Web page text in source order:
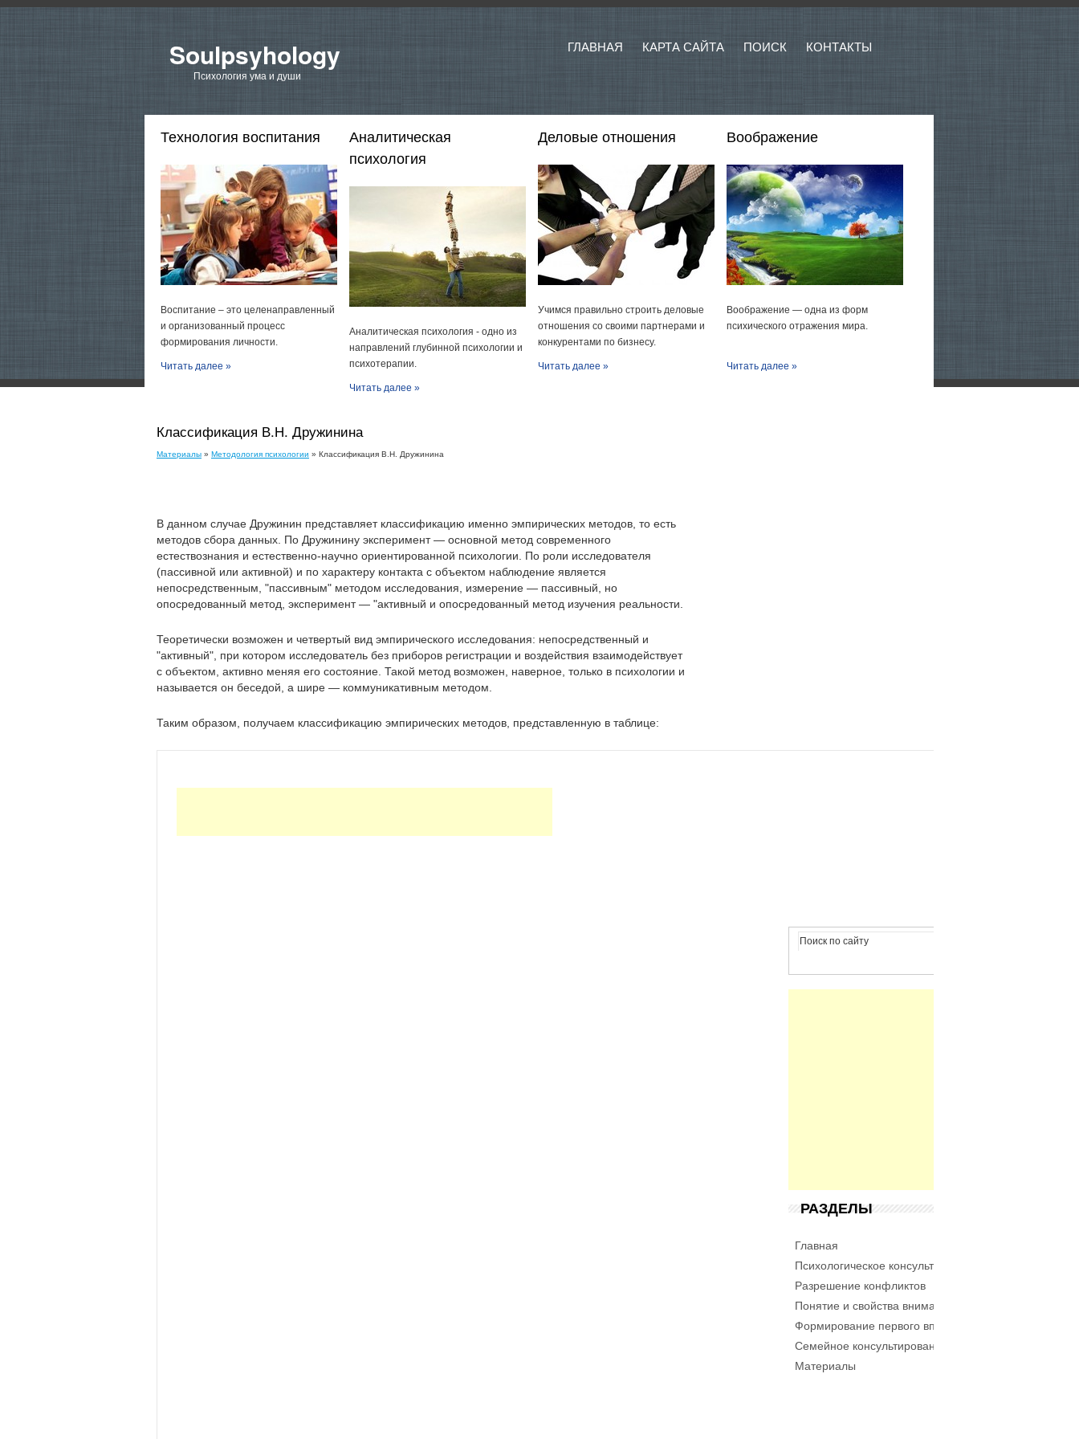
Soulpsyhology
Психология ума и души
ГЛАВНАЯ КАРТА САЙТА ПОИСК КОНТАКТЫ
Технология воспитания
Воспитание – это целенаправленный
и организованный процесс
формирования личности.
Читать далее »
Аналитическая
психология
Аналитическая психология - одно из
направлений глубинной психологии и
психотерапии.
Читать далее »
Деловые отношения
Учимся правильно строить деловые
отношения со своими партнерами и
конкурентами по бизнесу.
Читать далее »
Воображение
Воображение — одна из форм
психического отражения мира.
Читать далее »
Классификация В.Н. Дружинина
Материалы » Методология психологии » Классификация В.Н. Дружинина
В данном случае Дружинин представляет классификацию именно эмпирических методов, то есть
методов сбора данных. По Дружинину эксперимент — основной метод современного
естествознания и естественно-научно ориентированной психологии. По роли исследователя
(пассивной или активной) и по характеру контакта с объектом наблюдение является
непосредственным, "пассивным" методом исследования, измерение — пассивный, но
опосредованный метод, эксперимент — "активный и опосредованный метод изучения реальности.
Теоретически возможен и четвертый вид эмпирического исследования: непосредственный и
"активный", при котором исследователь без приборов регистрации и воздействия взаимодействует
с объектом, активно меняя его состояние. Такой метод возможен, наверное, только в психологии и
называется он беседой, а шире — коммуникативным методом.
Таким образом, получаем классификацию эмпирических методов, представленную в таблице:
РАЗДЕЛЫ
Главная
Психологическое консультирование
Разрешение конфликтов
Понятие и свойства внимания
Формирование первого впечатления
Семейное консультирование
Материалы